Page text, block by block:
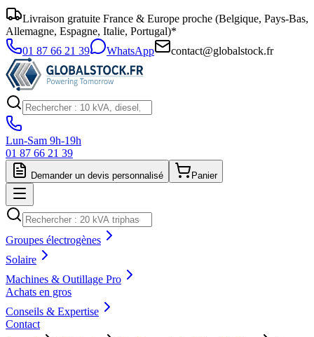
Livraison gratuite France & Europe proche (Belgique, Pays-Bas,
Allemagne, Espagne, Italie, Portugal)*
01 87 66 21 39
WhatsApp contact@globalstock.fr
Lun-Sam 9h-19h
01 87 66 21 39
Demander un devis personnalisé Panier
Groupes électrogènes
Solaire
Machines & Outillage Pro
Achats en gros
Conseils & Expertise
Contact